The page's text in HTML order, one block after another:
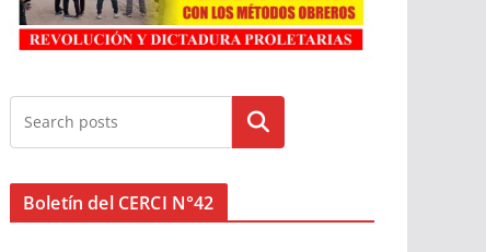
Buscar
Boletín del CERCI N°42